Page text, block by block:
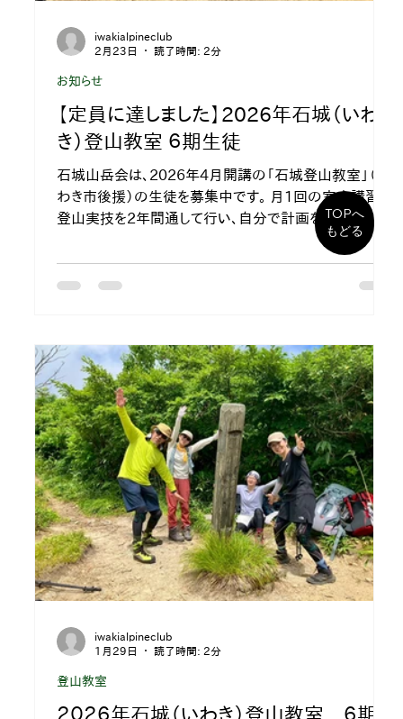
【定員に達しました】2026年石城（いわ
き）登山教室 ６期生徒
石城山岳会は、2026年4月開講の「石城登山教室」（い
わき市後援）の生徒を募集中です。 月1回の室内講習と
登山実技を2年間通して行い、自分で計画を立ててテン
ト泊山行ができる自立した登山者になれることを目指し
ます。 募集条件は63歳以下の方。 募集定員は約20人。
お知らせ
iwakialpineclub
2月23日
読了時間: 2分
２０２６年石城（いわき）登山教室 ６期
登山教室
iwakialpineclub
1月29日
読了時間: 2分
TOPへ
もどる